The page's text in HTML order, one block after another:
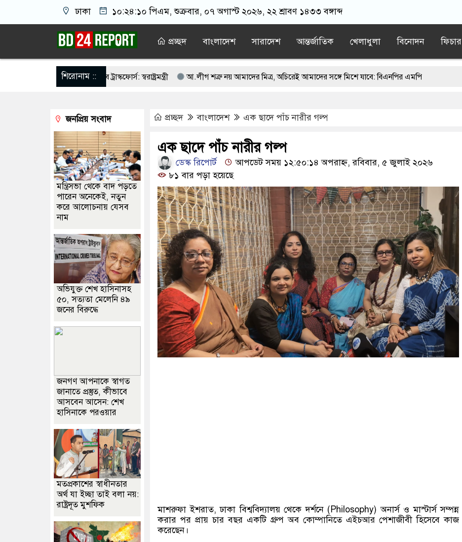
ঢাকা ১০:২৪:১১ পিএম, শুক্রবার, ০৭ অগাস্ট ২০২৬, ২২ শ্রাবণ ১৪৩৩ বঙ্গাব্দ
প্রচ্ছদ বাংলাদেশ সারাদেশ আন্তর্জাতিক খেলাধুলা বিনোদন ফিচার
শিরোনাম ::
প্রণয়ন করবে ট্রাস্কফোর্স: স্বরাষ্ট্রমন্ত্রী আ.লীগ শত্রু নয় আমাদের মিত্র, অচিরেই আমাদের সঙ্গে মিশে যাবে: বিএনপির এমপি
থাকার আহ্বান পানিসম্পদমন্ত্রীর ৮ দফা দাবিতে মেহেরপুরে জামায়াতের স্মারকলিপি এবার বিএনপিকে ব্যবহার করতে চায় ভারত: রাশেদ প্রধান
মাস্টারমাইন্ড ওয়াসিম হালদার গ্রেপ্তার আওয়ামী লীগের ‘জঙ্গিবাদের ন্যারেটিভ’ পুরনো রাজনীতি : পররাষ্ট্র প্রতিমন্ত্রী
তালিকা প্রকাশ, ভোট দেবেন ৩৪৯ এমপি
প্রচ্ছদ বাংলাদেশ এক ছাদে পাঁচ নারীর গল্প
এক ছাদে পাঁচ নারীর গল্প
ডেস্ক রিপোর্ট
আপডেট সময় ১২:৫০:১৪ অপরাহ্ন, রবিবার, ৫ জুলাই ২০২৬
৮১ বার পড়া হয়েছে
মাশরুফা ইশরাত, ঢাকা বিশ্ববিদ্যালয় থেকে দর্শনে (Philosophy) অনার্স ও মাস্টার্স সম্পন্ন
করার পর প্রায় চার বছর একটি গ্রুপ অব কোম্পানিতে এইচআর পেশাজীবী হিসেবে কাজ
করেছেন।
জনপ্রিয় সংবাদ
মন্ত্রিসভা থেকে বাদ পড়তে
পারেন অনেকেই, নতুন
করে আলোচনায় যেসব
নাম
অভিযুক্ত শেখ হাসিনাসহ
৫০, সত্যতা মেলেনি ৪৯
জনের বিরুদ্ধে
জনগণ আপনাকে স্বাগত
জানাতে প্রস্তুত, কীভাবে
আসবেন আসেন: শেখ
হাসিনাকে পরওয়ার
মতপ্রকাশের স্বাধীনতার
অর্থ যা ইচ্ছা তাই বলা নয়:
রাষ্ট্রদূত মুশফিক